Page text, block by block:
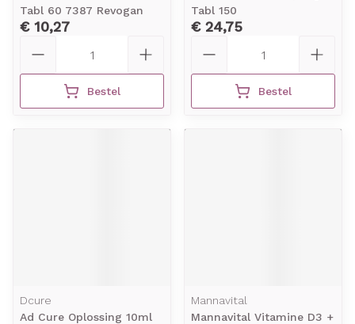
Tabl 60 7387 Revogan
€ 10,27
Bestel
Tabl 150
€ 24,75
Bestel
Dcure
Ad Cure Oplossing 10ml
Mannavital
Mannavital Vitamine D3 +